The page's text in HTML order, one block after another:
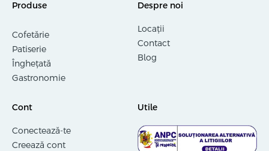
Produse
Cofetărie
Patiserie
Înghețată
Gastronomie
Despre noi
Locații
Contact
Blog
Cont
Conectează-te
Creează cont
Utile